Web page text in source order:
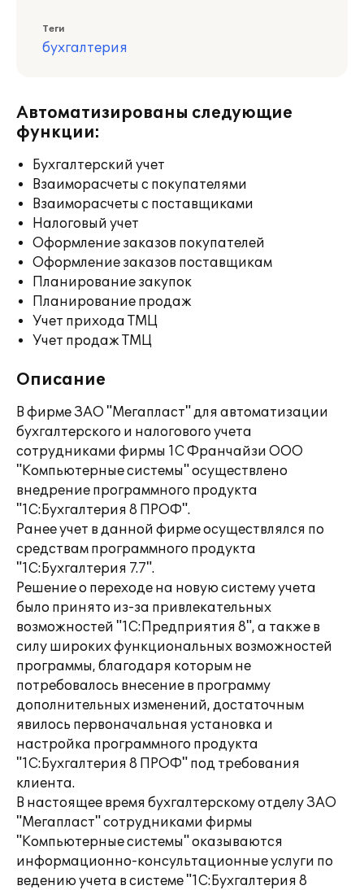
Теги
бухгалтерия
Автоматизированы следующие
функции:
Бухгалтерский учет
Взаиморасчеты с покупателями
Взаиморасчеты с поставщиками
Налоговый учет
Оформление заказов покупателей
Оформление заказов поставщикам
Планирование закупок
Планирование продаж
Учет прихода ТМЦ
Учет продаж ТМЦ
Описание
В фирме ЗАО "Мегапласт" для автоматизации
бухгалтерского и налогового учета
сотрудниками фирмы 1С Франчайзи ООО
"Компьютерные системы" осуществлено
внедрение программного продукта
"1С:Бухгалтерия 8 ПРОФ".
Ранее учет в данной фирме осуществлялся по
средствам программного продукта
"1С:Бухгалтерия 7.7".
Решение о переходе на новую систему учета
было принято из-за привлекательных
возможностей "1С:Предприятия 8", а также в
силу широких функциональных возможностей
программы, благодаря которым не
потребовалось внесение в программу
дополнительных изменений, достаточным
явилось первоначальная установка и
настройка программного продукта
"1С:Бухгалтерия 8 ПРОФ" под требования
клиента.
В настоящее время бухгалтерскому отделу ЗАО
"Мегапласт" сотрудниками фирмы
"Компьютерные системы" оказываются
информационно-консультационные услуги по
ведению учета в системе "1С:Бухгалтерия 8